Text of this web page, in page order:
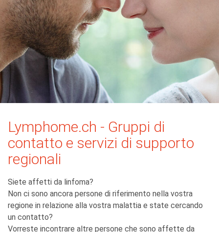
Lymphome.ch - Gruppi di
contatto e servizi di supporto
regionali
Siete affetti da linfoma?
Non ci sono ancora persone di riferimento nella vostra
regione in relazione alla vostra malattia e state cercando
un contatto?
Vorreste incontrare altre persone che sono affette da